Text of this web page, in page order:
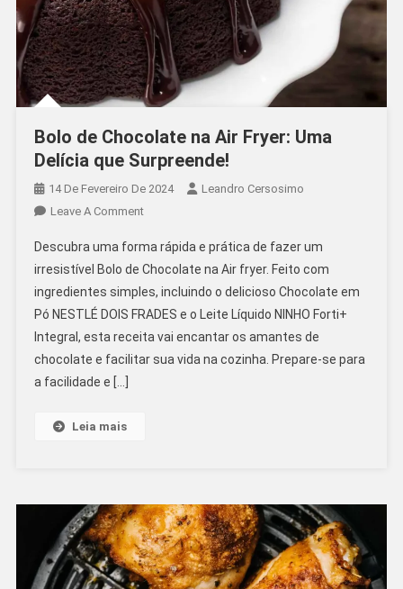
Bolo de Chocolate na Air Fryer: Uma
Delícia que Surpreende!
14 De Fevereiro De 2024
Leandro Cersosimo
Leave A CommentOn
De
Chocolate
Na
Air
Fryer:
Uma
Descubra uma forma rápida e prática de fazer um
irresistível Bolo de Chocolate na Air fryer. Feito com
ingredientes simples, incluindo o delicioso Chocolate em
Pó NESTLÉ DOIS FRADES e o Leite Líquido NINHO Forti+
Integral, esta receita vai encantar os amantes de
chocolate e facilitar sua vida na cozinha. Prepare-se para
a facilidade e […]
Leia mais